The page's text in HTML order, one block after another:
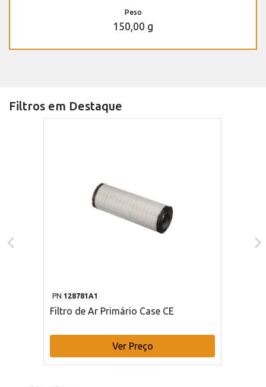
Peso
150,00 g
Filtros em Destaque
PN 128781A1
Filtro de Ar Primário Case CE
Ver Preço